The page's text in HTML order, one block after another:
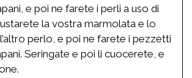
e poi ne farete i perli a uso di
la vostra marmolata e lo
perlo, e poi ne farete i pezzetti
Seringate e poi li cuocerete, e